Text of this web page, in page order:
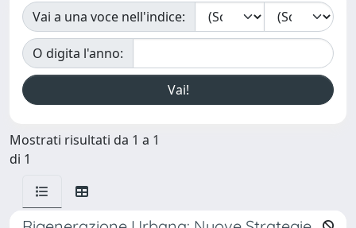
Vai a una voce nell'indice:
O digita l'anno:
Mostrati risultati da 1 a 1
di 1